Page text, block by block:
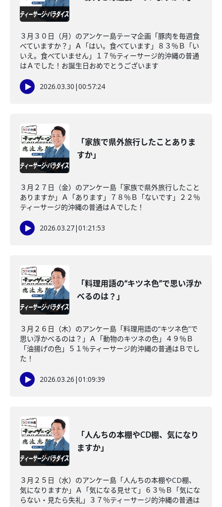
３月３０日（月）のアンケー島テーマ企画「豚肉を毎週食
べていますか？」Ａ「はい。食べています」８３％Ｂ「い
いえ。食べていません」１７％ティーサージ的沖縄の普通
はＡでした！お誕生日おめでとうございます
2026.03.30 |00:57:24
「家族で県外旅行したことありま
すか」
３月２７日（金）のアンケー島「家族で県外旅行したこと
ありますか」Ａ「あります」７８％Ｂ「ないです」２２％
ティーサージ的沖縄の普通はＡでした！
2026.03.27|01:21:53
「料理用語の“キツネ色”で思い浮か
べるのは？」
３月２６日（木）のアンケー島「料理用語の“キツネ色”で
思い浮かべるのは？」Ａ「動物のキツネの色」４９％Ｂ
「油揚げの色」５１％ティーサージ的沖縄の普通はＢでし
た！
2026.03.26 |01:09:39
「人んちの本棚やCD棚、気になり
ますか」
３月２５日（水）のアンケー島「人んちの本棚やCD棚、
気になりますか」Ａ「気になる見せて」６３％Ｂ「気にな
らない・見たら失礼」３７％ティーサージ的沖縄の普通は